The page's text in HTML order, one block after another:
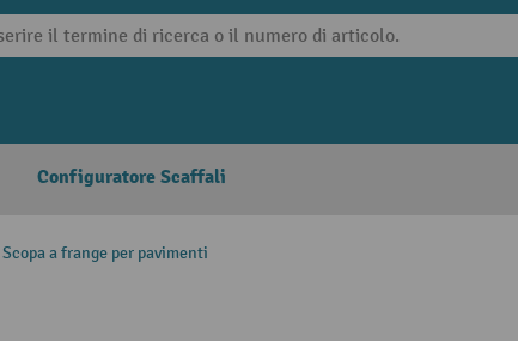
Configuratore Scaffali
Scopa a frange per pavimenti